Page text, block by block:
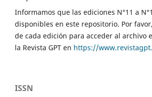
Informamos que las ediciones N°11 a
disponibles en este repositorio. Por
de cada edición para acceder al archivo
la Revista GPT en https://
ISSN